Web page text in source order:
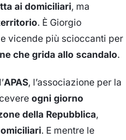
ai domiciliari, ma
. È Giorgio
vicende più scioccanti per
che grida allo scandalo.
APAS, l’associazione per la
ogni giorno
della Repubblica,
. E mentre le